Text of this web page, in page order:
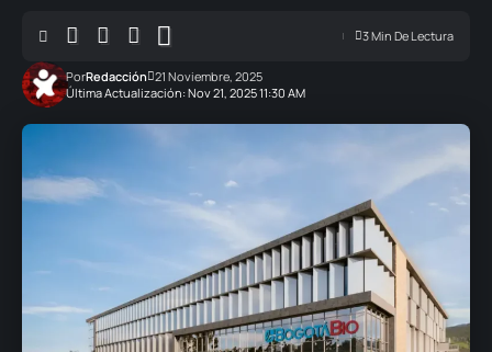
Última Actualización: Nov 21, 2025 11:30 AM
PorRedacción 21 Noviembre, 2025
3 Min De Lectura